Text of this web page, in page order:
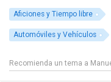
Aficiones y Tiempo libre
Automóviles y Vehículos